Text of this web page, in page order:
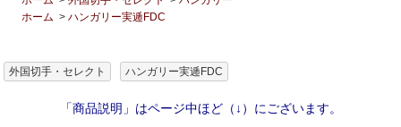
ホーム >ハンガリー実逓FDC
外国切手・セレクト ハンガリー実逓FDC
「商品説明」はページ中ほど（↓）にございます。